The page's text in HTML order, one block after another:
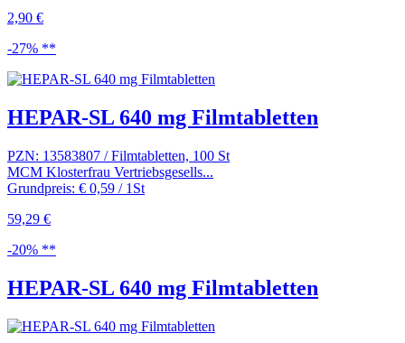
2,90 €
-27% **
HEPAR-SL 640 mg Filmtabletten
PZN: 13583807 / Filmtabletten, 100 St
MCM Klosterfrau Vertriebsgesells...
Grundpreis: € 0,59 / 1St
59,29 €
-20% **
HEPAR-SL 640 mg Filmtabletten